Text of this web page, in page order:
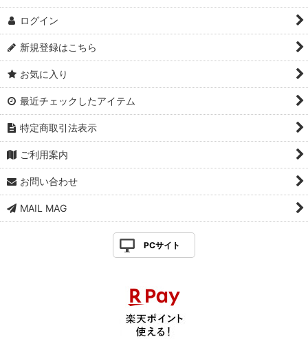
ログイン
新規登録はこちら
お気に入り
最近チェックしたアイテム
特定商取引法表示
ご利用案内
お問い合わせ
MAIL MAG
PCサイト